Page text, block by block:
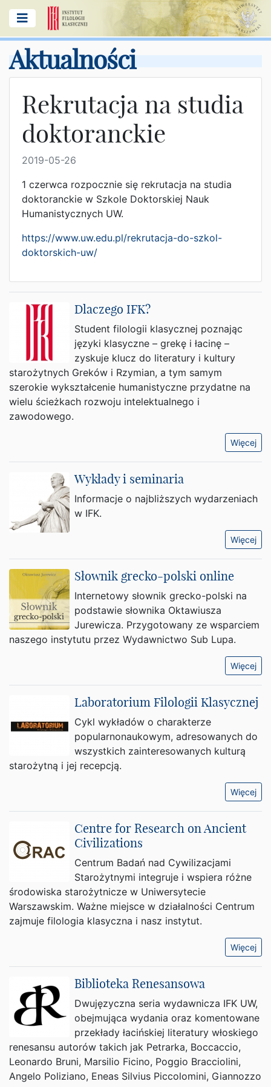
Aktualności
Rekrutacja na studia
doktoranckie
2019-05-26
1 czerwca rozpocznie się rekrutacja na studia
doktoranckie w Szkole Doktorskiej Nauk
Humanistycznych UW.
https://www.uw.edu.pl/rekrutacja-do-szkol-
doktorskich-uw/
Dlaczego IFK?
Student filologii klasycznej poznając
języki klasyczne – grekę i łacinę –
zyskuje klucz do literatury i kultury
starożytnych Greków i Rzymian, a tym samym
szerokie wykształcenie humanistyczne przydatne na
wielu ścieżkach rozwoju intelektualnego i
zawodowego.
Więcej
Wykłady i seminaria
Informacje o najbliższych wydarzeniach
w IFK.
Więcej
Słownik grecko-polski online
Internetowy słownik grecko-polski na
podstawie słownika Oktawiusza
Jurewicza. Przygotowany ze wsparciem
naszego instytutu przez Wydawnictwo Sub Lupa.
Więcej
Laboratorium Filologii Klasycznej
Cykl wykładów o charakterze
popularnonaukowym, adresowanych do
wszystkich zainteresowanych kulturą
starożytną i jej recepcją.
Więcej
Centre for Research on Ancient
Civilizations
Centrum Badań nad Cywilizacjami
Starożytnymi integruje i wspiera różne
środowiska starożytnicze w Uniwersytecie
Warszawskim. Ważne miejsce w działalności Centrum
zajmuje filologia klasyczna i nasz instytut.
Więcej
Biblioteka Renesansowa
Dwujęzyczna seria wydawnicza IFK UW,
obejmująca wydania oraz komentowane
przekłady łacińskiej literatury włoskiego
renesansu autorów takich jak Petrarka, Boccaccio,
Leonardo Bruni, Marsilio Ficino, Poggio Bracciolini,
Angelo Poliziano, Eneas Silvius Piccolomini, Giannozzo